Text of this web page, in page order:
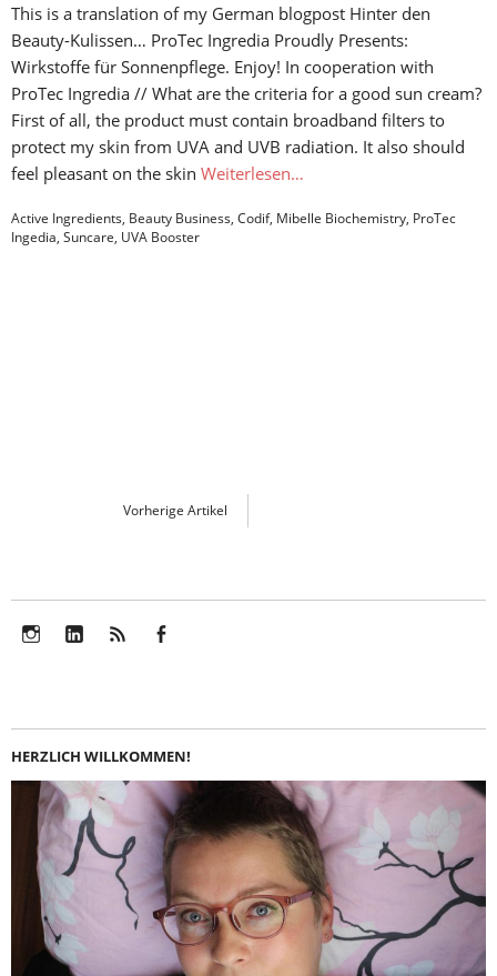
This is a translation of my German blogpost Hinter den
Beauty-Kulissen… ProTec Ingredia Proudly Presents:
Wirkstoffe für Sonnenpflege. Enjoy! In cooperation with
ProTec Ingredia // What are the criteria for a good sun cream?
First of all, the product must contain broadband filters to
protect my skin from UVA and UVB radiation. It also should
feel pleasant on the skin Weiterlesen…
Active Ingredients, Beauty Business, Codif, Mibelle Biochemistry, ProTec
Ingedia, Suncare, UVA Booster
Vorherige Artikel
HERZLICH WILLKOMMEN!